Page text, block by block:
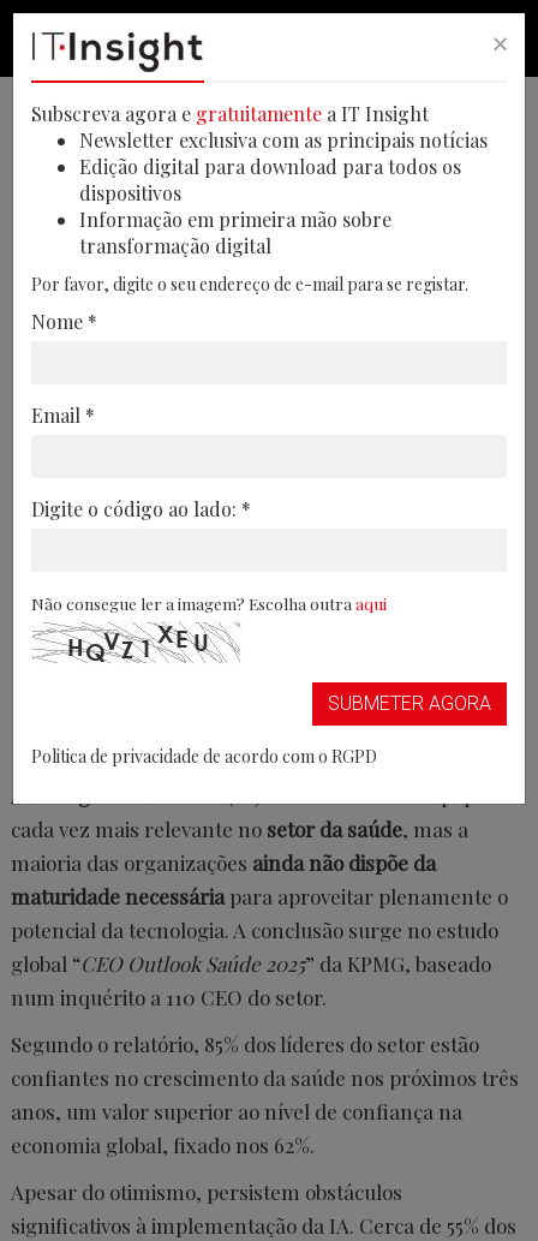
IA na saúde cresce, mas setor
está imaturo
A KPMG revela que 85% dos CEO da saúde
A
cada vez mais relevante no setor da saúde, mas a
maioria das organizações ainda não dispõe da
maturidade necessáriapara aproveitar plenamente o
potencial da tecnologia. A conclusão surge no estudo
global “CEO Outlook Saúde 2025” da KPMG, baseado
num inquérito a 110 CEO do setor.
Segundo o relatório, 85% dos líderes do setor estão
confiantes no crescimento da saúde nos próximos três
anos, um valor superior ao nível de confiança na
economia global, fixado nos 62%.
Apesar do otimismo, persistem obstáculos
significativos à implementação da IA. Cerca de 55% dos
×
Subscreva agora e gratuitamente a IT Insight
Newsletter exclusiva com as principais notícias
Edição digital para download para todos os
dispositivos
Informação em primeira mão sobre
transformação digital
Por favor, digite o seu endereço de e-mail para se registar.
Nome *
Email *
Digite o código ao lado: *
Não consegue ler a imagem? Escolha outra aqui
SUBMETER AGORA
Politica de privacidade de acordo com o RGPD